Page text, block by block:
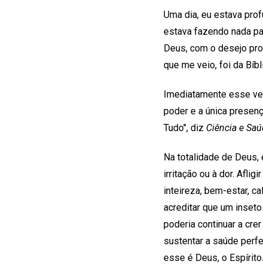
Uma dia, eu estava
estava fazendo nada
Deus, com o desejo
que me veio, foi da
Imediatamente esse
poder e a única
Tudo", diz Ciência e
Na totalidade de Deus,
irritação ou à dor.
inteireza, bem-estar,
acreditar que um
poderia continuar a
sustentar a saúde
esse é Deus, o Espírito.